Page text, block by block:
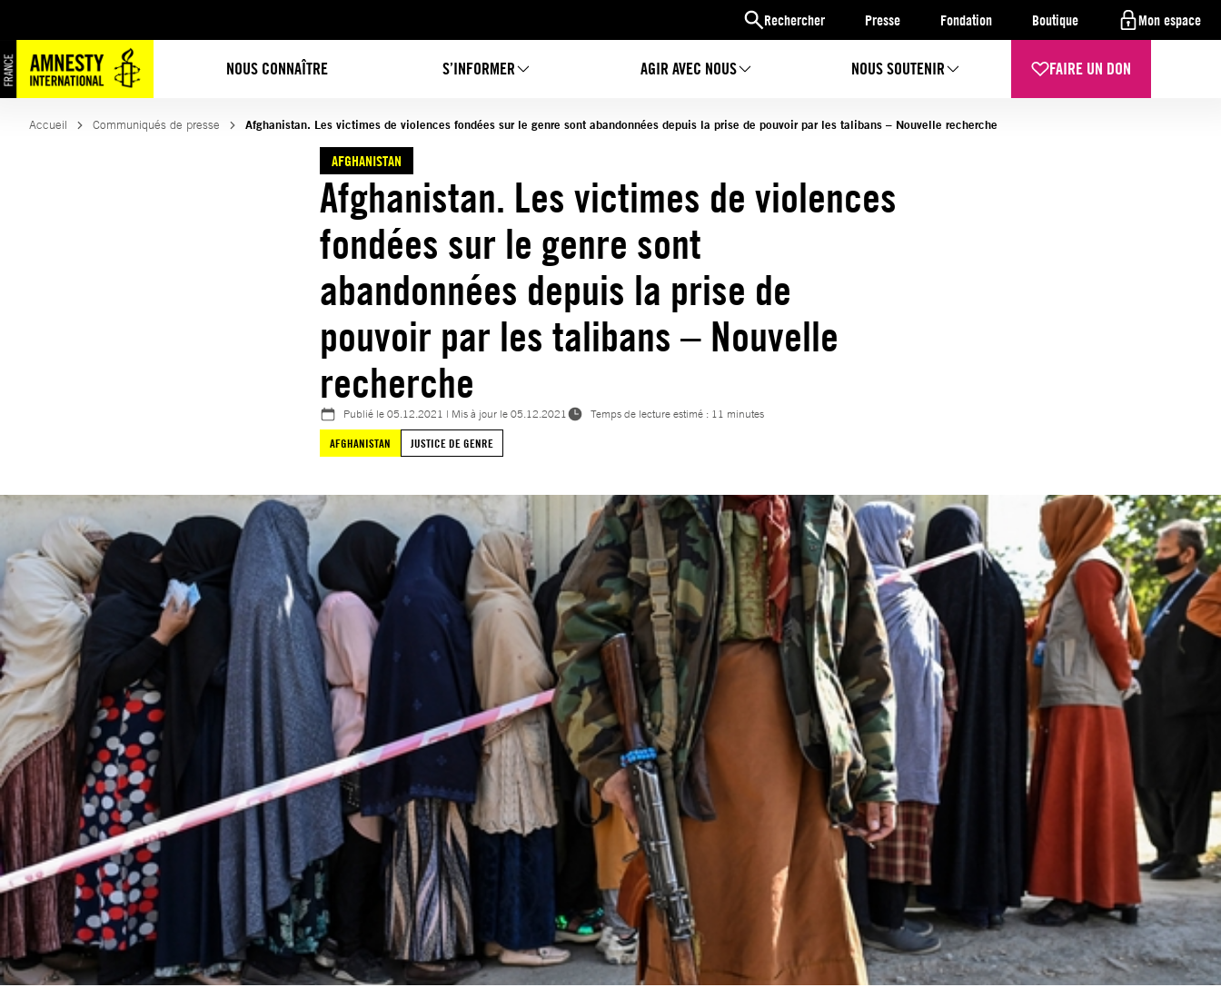
Rechercher Presse Fondation Boutique Mon espace
NOUS CONNAÎTRE S’INFORMER AGIR AVEC NOUS NOUS SOUTENIR FAIRE UN DON
au
contenu
Accueil Communiqués de presse Afghanistan. Les victimes de violences fondées sur le genre sont abandonnées depuis la prise de pouvoir par les talibans – Nouvelle recherche
AFGHANISTAN
Afghanistan. Les victimes de violences
fondées sur le genre sont
abandonnées depuis la prise de
pouvoir par les talibans – Nouvelle
recherche
Publié le05.12.2021 | Mis à jour le05.12.2021
Temps de lecture estimé : 11 minutes
AFGHANISTAN
JUSTICE DE GENRE